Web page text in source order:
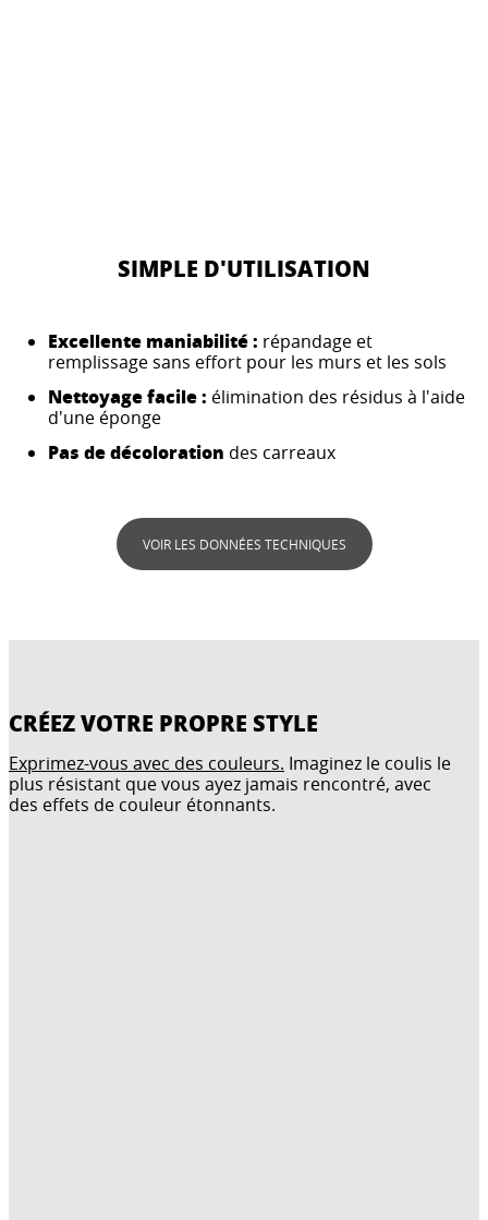
SIMPLE D'UTILISATION
Excellente maniabilité : répandage et
remplissage sans effort pour les murs et les sols
Nettoyage facile : élimination des résidus à l'aide
d'une éponge
Pas de décoloration des carreaux
VOIR LES DONNÉES TECHNIQUES
CRÉEZ VOTRE PROPRE STYLE
Exprimez-vous avec des couleurs. Imaginez le coulis le
plus résistant que vous ayez jamais rencontré, avec
des effets de couleur étonnants.